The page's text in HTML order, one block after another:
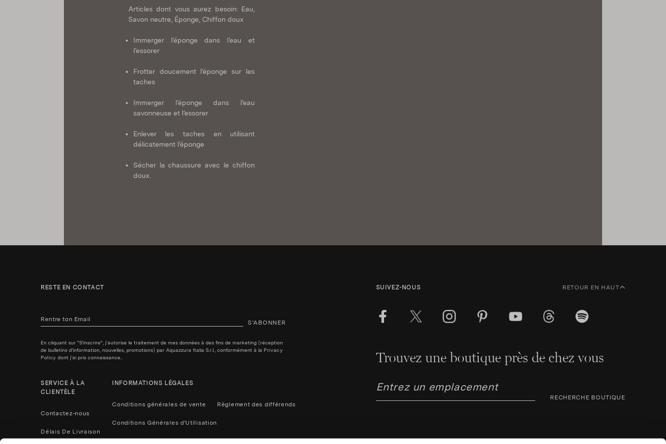
Articles dont vous aurez besoin: Eau,
Savon neutre, Éponge, Chiffon doux
Immerger l’éponge dans l’eau et
l’essorer
Frotter doucement l’éponge sur les
taches
Immerger l’éponge dans l’eau
savonneuse et l’essorer
Enlever les taches en utilisant
délicatement l’éponge
Sécher la chaussure avec le chiffon
doux.
RESTE EN CONTACT
S’ABONNER
En cliquant sur "S'inscrire", j'autorise le traitement de mes données à des fins de marketing (réception
de bulletins d'information, nouvelles, promotions) par Aquazzura Italia S.r.l., conformément à la Privacy
Policy dont j'ai pris connaissance..
SERVICE À LA
CLIENTÈLE
Contactez-nous
Délais De Livraison
INFORMATIONS LÉGALES
Conditions générales de vente
Conditions Générales d'Utilisation
Règlement des différends
SUIVEZ-NOUS RETOUR EN HAUT
Trouvez une boutique près de chez vous
RECHERCHE BOUTIQUE